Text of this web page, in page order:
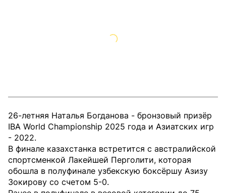
26-летняя Наталья Богданова - бронзовый призёр
IBA World Championship 2025 года и Азиатских игр
- 2022.
В финале казахстанка встретится с австралийской
спортсменкой Лакейшей Перголити, которая
обошла в полуфинале узбекскую боксёршу Азизу
Зокирову со счетом 5-0.